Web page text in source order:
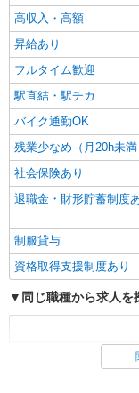
高収入・高額
昇給あり
フルタイム歓迎
駅直結・駅チカ
バイク通勤OK
残業少なめ（月20h未満
社会保険あり
退職金・財形貯蓄制度
制服貸与
資格取得支援制度あり
同じ職種から求人を
看護師・保健師・看